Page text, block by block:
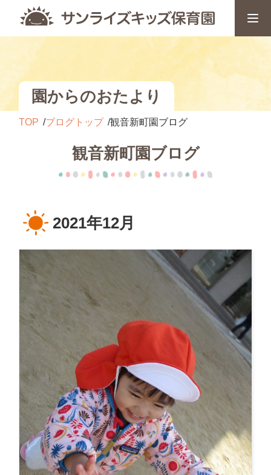
園からのおたより
TOP ブログトップ 観音新町園ブログ
観音新町園ブログ
2021年12月